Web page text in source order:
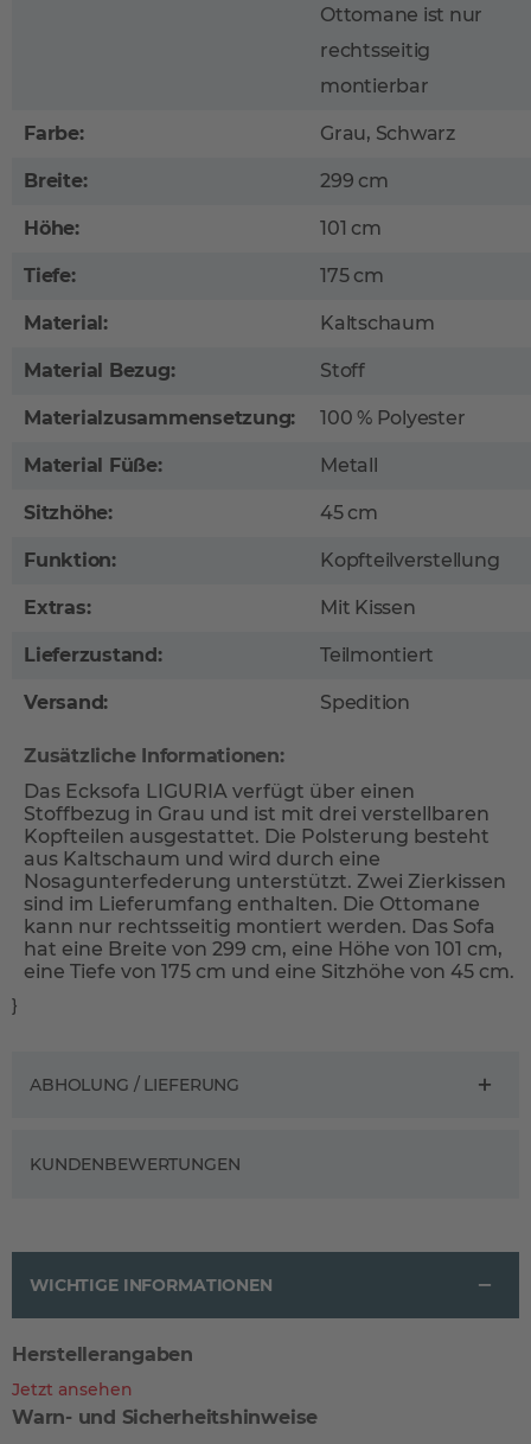
Ottomane ist nur
rechtsseitig
montierbar
Farbe: Grau, Schwarz
Breite: 299 cm
Höhe: 101 cm
Tiefe: 175 cm
Material: Kaltschaum
Material Bezug: Stoff
Materialzusammensetzung: 100 % Polyester
Material Füße: Metall
Sitzhöhe: 45 cm
Funktion: Kopfteilverstellung
Extras: Mit Kissen
Lieferzustand: Teilmontiert
Versand: Spedition
Zusätzliche Informationen:
Das Ecksofa LIGURIA verfügt über einen
Stoffbezug in Grau und ist mit drei verstellbaren
Kopfteilen ausgestattet. Die Polsterung besteht
aus Kaltschaum und wird durch eine
Nosagunterfederung unterstützt. Zwei Zierkissen
sind im Lieferumfang enthalten. Die Ottomane
kann nur rechtsseitig montiert werden. Das Sofa
hat eine Breite von 299 cm, eine Höhe von 101 cm,
eine Tiefe von 175 cm und eine Sitzhöhe von 45 cm.
}
ABHOLUNG / LIEFERUNG
KUNDENBEWERTUNGEN
WICHTIGE INFORMATIONEN
Herstellerangaben
Jetzt ansehen
Warn- und Sicherheitshinweise